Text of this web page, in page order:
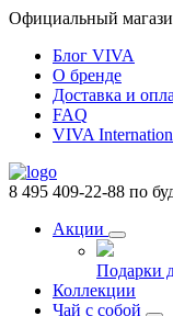
Официальный
Блог VIVA
О бренде
Доставка и
FAQ
VIVA
8 495 409-22-88 по
Акции
Подарки
Коллекции
Чай с собой